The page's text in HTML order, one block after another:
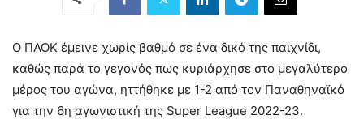
Ο ΠΑΟΚ έμεινε χωρίς βαθμό σε ένα δικό της παιχνίδι,
καθώς παρά το γεγονός πως κυριάρχησε στο μεγαλύτερο
μέρος του αγώνα, ηττήθηκε με 1-2 από τον Παναθηναϊκό
για την 6η αγωνιστική της Super League 2022-23.